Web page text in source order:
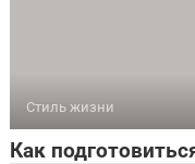
Стиль жизни
Как